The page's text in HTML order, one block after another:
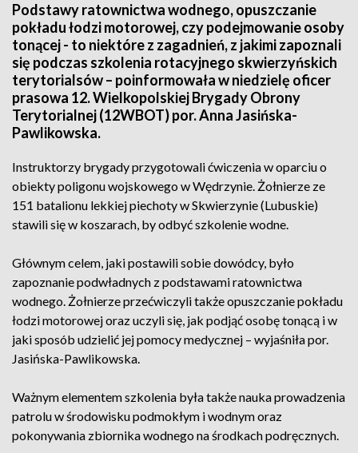
Podstawy ratownictwa wodnego, opuszczanie
pokładu łodzi motorowej, czy podejmowanie osoby
tonącej - to niektóre z zagadnień, z jakimi zapoznali
się podczas szkolenia rotacyjnego skwierzyńskich
terytorialsów – poinformowała w niedzielę oficer
prasowa 12. Wielkopolskiej Brygady Obrony
Terytorialnej (12WBOT) por. Anna Jasińska-
Pawlikowska.
Instruktorzy brygady przygotowali ćwiczenia w oparciu o
obiekty poligonu wojskowego w Wędrzynie. Żołnierze ze
151 batalionu lekkiej piechoty w Skwierzynie (Lubuskie)
stawili się w koszarach, by odbyć szkolenie wodne.
Głównym celem, jaki postawili sobie dowódcy, było
zapoznanie podwładnych z podstawami ratownictwa
wodnego. Żołnierze przećwiczyli także opuszczanie pokładu
łodzi motorowej oraz uczyli się, jak podjąć osobę tonącą i w
jaki sposób udzielić jej pomocy medycznej – wyjaśniła por.
Jasińska-Pawlikowska.
Ważnym elementem szkolenia była także nauka prowadzenia
patrolu w środowisku podmokłym i wodnym oraz
pokonywania zbiornika wodnego na środkach podręcznych.